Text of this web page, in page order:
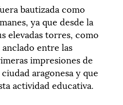
bautizada como
ya que desde la
elevadas torres, como
entre las
impresiones de
aragonesa y que
actividad educativa.